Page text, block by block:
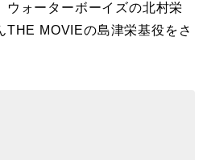
ウォーターボーイズの北村栄
THE MOVIEの島津栄基役をさ